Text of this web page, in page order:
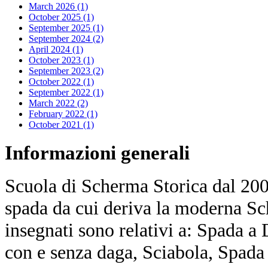
March 2026 (1)
October 2025 (1)
September 2025 (1)
September 2024 (2)
April 2024 (1)
October 2023 (1)
September 2023 (2)
October 2022 (1)
September 2022 (1)
March 2022 (2)
February 2022 (1)
October 2021 (1)
Informazioni generali
Scuola di Scherma Storica dal
spada da cui deriva la moderna
insegnati sono relativi a: Spada a
con e senza daga, Sciabola,